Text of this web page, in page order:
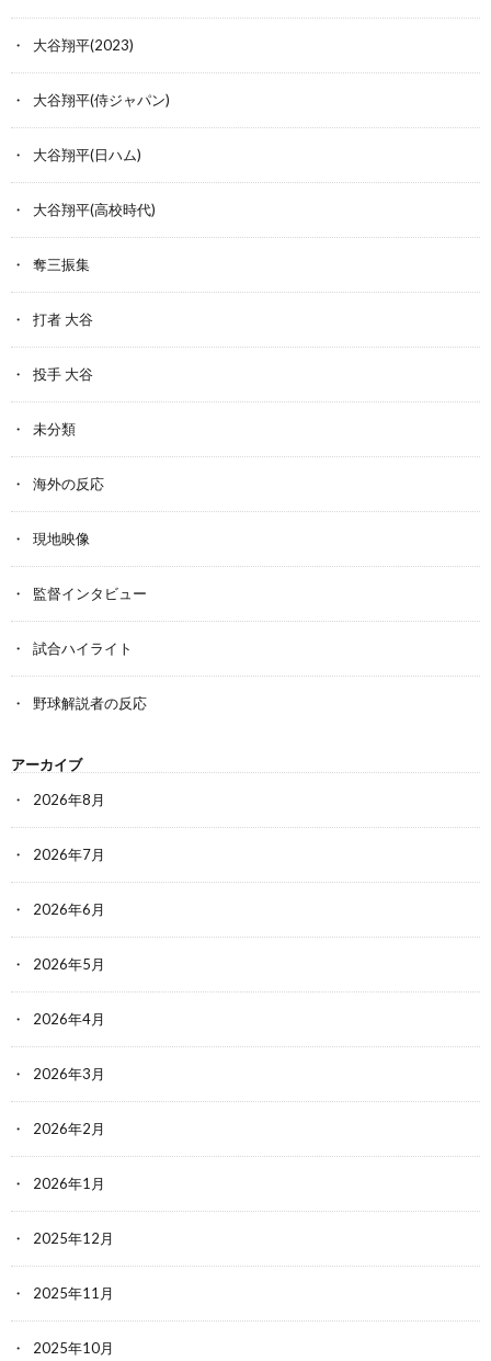
大谷翔平(2023)
大谷翔平(侍ジャパン)
大谷翔平(日ハム)
大谷翔平(高校時代)
奪三振集
打者 大谷
投手 大谷
未分類
海外の反応
現地映像
監督インタビュー
試合ハイライト
野球解説者の反応
アーカイブ
2026年8月
2026年7月
2026年6月
2026年5月
2026年4月
2026年3月
2026年2月
2026年1月
2025年12月
2025年11月
2025年10月